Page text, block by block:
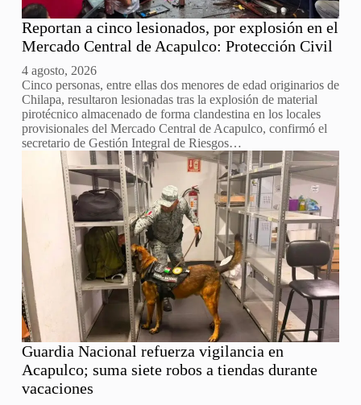
Reportan a cinco lesionados, por explosión en el
Mercado Central de Acapulco: Protección Civil
4 agosto, 2026
Cinco personas, entre ellas dos menores de edad originarios de
Chilapa, resultaron lesionadas tras la explosión de material
pirotécnico almacenado de forma clandestina en los locales
provisionales del Mercado Central de Acapulco, confirmó el
secretario de Gestión Integral de Riesgos…
Guardia Nacional refuerza vigilancia en
Acapulco; suma siete robos a tiendas durante
vacaciones